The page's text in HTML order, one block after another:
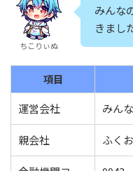
ちこりぃぬ
みんな
きまし
項目
運営会社
みん
親会社 ふく